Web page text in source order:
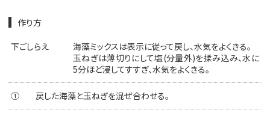
作り方
下ごしらえ
海藻ミックスは表示に従って戻し、水気をよくきる。
玉ねぎは薄切りにして塩(分量外)を揉み込み、水に
5分ほど浸してすすぎ、水気をよくきる。
① 戻した海藻と玉ねぎを混ぜ合わせる。